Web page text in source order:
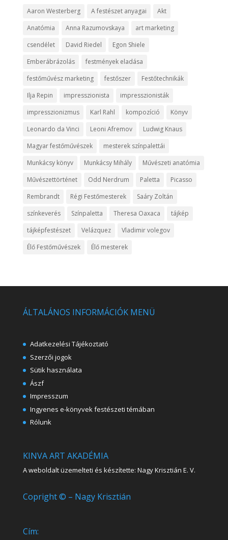
Aaron Westerberg A festészet anyagai
Akt
Anatómia
Anna Razumovskaya
art marketing
csendélet
David Riedel
Egon Shiele
Emberábrázolás
festmények eladása
festőművész marketing
festőszer
Festőtechnikák
Ilja Repin
impresszionista
impresszionisták
impresszionizmus
Karl Rahl kompozíció
Könyv
Leonardo da Vinci
Leoni Afremov
Ludwig Knaus
Magyar festőművészek
mesterek színpalettái
Munkácsy könyv
Munkácsy Mihály
Művészeti anatómia
Művészettörténet
Odd Nerdrum Paletta
Picasso
Rembrandt
Régi Festőmesterek
Saáry Zoltán
színkeverés
Színpaletta Theresa Oaxaca
tájkép
tájképfestészet
Velázquez
Vladimir volegov
Élő Festőművészek
Élő mesterek
ÁLTALÁNOS INFORMÁCIÓK MENÜ
Adatkezelési Tájékoztató
Szerzői jogok
Sütik használata
Ászf
Impresszum
Ingyenes e-könyvek festészeti témában
Rólunk
KINVA ART AKADÉMIA
A weboldalt üzemelteti és készítette: Nagy Krisztián E. V.
Copright © – Nagy Krisztián
Cím: